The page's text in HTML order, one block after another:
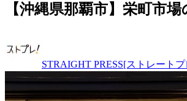
【沖縄県那覇市】栄町市
STRAIGHT PRESS[ストレート